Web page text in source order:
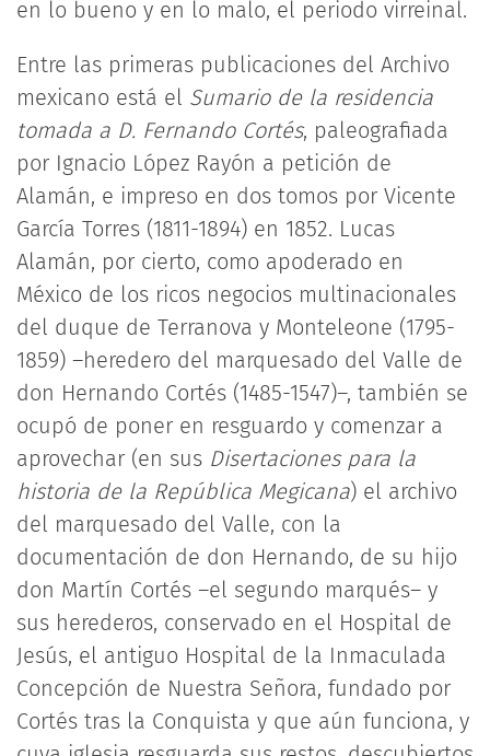
en lo bueno y en lo malo, el periodo virreinal.
Entre las primeras publicaciones del Archivo
mexicano está el Sumario de la residencia
tomada a D. Fernando Cortés, paleografiada
por Ignacio López Rayón a petición de
Alamán, e impreso en dos tomos por Vicente
García Torres (1811-1894) en 1852. Lucas
Alamán, por cierto, como apoderado en
México de los ricos negocios multinacionales
del duque de Terranova y Monteleone (1795-
1859) –heredero del marquesado del Valle de
don Hernando Cortés (1485-1547)–, también se
ocupó de poner en resguardo y comenzar a
aprovechar (en sus Disertaciones para la
historia de la República Megicana) el archivo
del marquesado del Valle, con la
documentación de don Hernando, de su hijo
don Martín Cortés –el segundo marqués– y
sus herederos, conservado en el Hospital de
Jesús, el antiguo Hospital de la Inmaculada
Concepción de Nuestra Señora, fundado por
Cortés tras la Conquista y que aún funciona, y